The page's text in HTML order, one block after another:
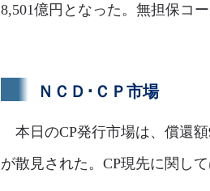
8,501億円となった。無担保コ
ＮＣＤ･ＣＰ市場
本日のCP発行市場は、償還
が散見された。CP現先に関し